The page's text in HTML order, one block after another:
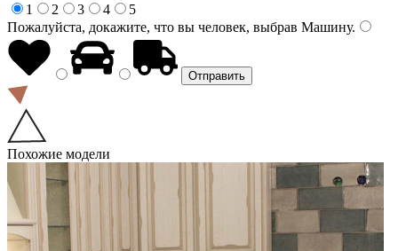
1
2 3 4
5
Пожалуйста, докажите, что вы человек, выбрав Машину.
Похожие модели